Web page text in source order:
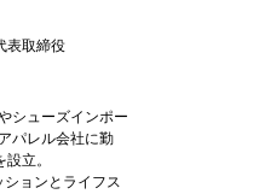
表取締役
シューズインポー
パレル会社に勤
立。
ションとライフス